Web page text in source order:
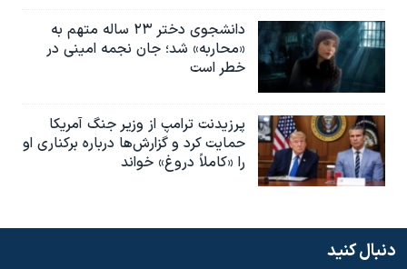
دانشجوی دختر ۲۳ ساله متهم به
«محاربه» شد؛ جان نجمه امینی در
خطر است
پرزیدنت ترامپ از وزیر جنگ آمریکا
حمایت کرد و گزارش‌ها درباره برکناری او
را «کاملاً دروغ» خواند
دنبال کنید